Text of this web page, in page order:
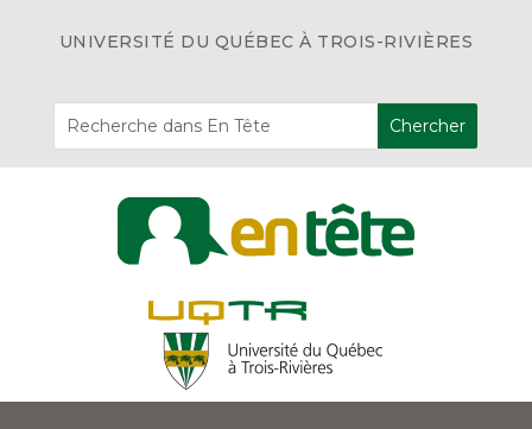
UNIVERSITÉ DU QUÉBEC À TROIS-RIVIÈRES